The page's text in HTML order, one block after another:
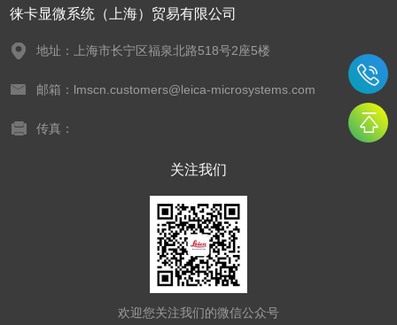
徕卡显微系统（上海）贸易有限公司
地址：上海市长宁区福泉北路518号2座5楼
邮箱：lmscn.customers@leica-microsystems.com
传真：
关注我们
欢迎您关注我们的微信公众号